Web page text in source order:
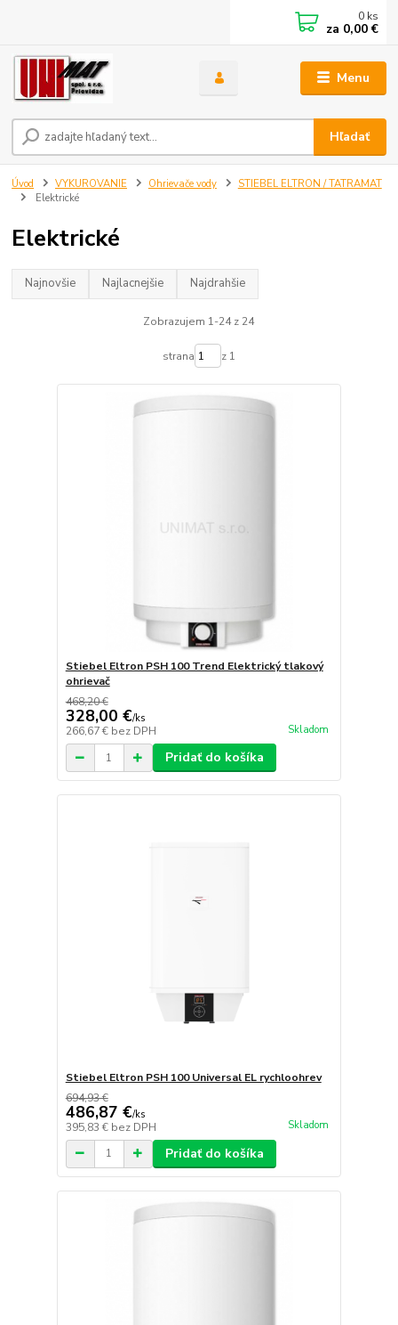
Menu
Hľadať
0 ks
za 0,00 €
Úvod VYKUROVANIE Ohrievače vody
STIEBEL ELTRON / TATRAMAT
Elektrické
Elektrické
Najnovšie Najlacnejšie Najdrahšie
Zobrazujem 1-24 z 24
strana z 1
Stiebel Eltron PSH 100 Trend Elektrický tlakový
ohrievač
468,20 €
328,00 €/ks
266,67 € bez DPH Skladom
Pridať do košíka
Stiebel Eltron PSH 100 Universal EL rychloohrev
694,93 €
486,87 €/ks
395,83 € bez DPH Skladom
Pridať do košíka